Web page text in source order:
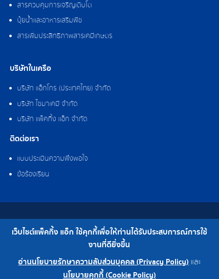
สารควบคุมการเจริญเติบโต
ปุ๋ยน้ำและอาหารเสริมพืช
สารเพิ่มประสิทธิภาพสารเคมีเกษตร
บริษัทในเครือ
บริษัท แอ็กโกร (ประเทศไทย) จำกัด
บริษัท ไซมาเคมี จำกัด
บริษัท แพ็คกิ้ง แอ็ก จำกัด
ติดต่อเรา
แบบประเมินความพึงพอใจ
ข้อร้องเรียน
สงวนลิขสิทธิ์ © 2562 บริษัท แพ็คกิ้ง แอ็ก จำกัด
เบอร์โทร : 0-2308-2102 | โทรสาร : 0-2308-2487
เว็บไซต์แพ็คกิ้ง แอ็ก ใช้คุกกี้เพื่อให้ท่านได้รับประสบการณ์การใช้
งานที่ดียิ่งขึ้น
อ่านนโยบายรักษาความลับส่วนบุคคล (Privacy Policy) และ
นโยบายคุกกี้ (Cookie Policy)
0-2308-2102
โรงงาน 0-2324-0515-6